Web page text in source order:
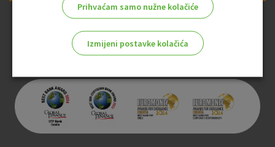
Prihvaćam samo nužne kolačiće
Izmijeni postavke kolačića